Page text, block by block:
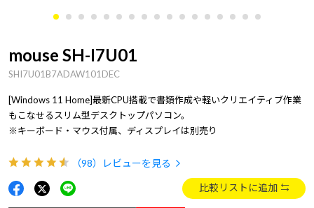
mouse SH-I7U01
SHI7U01B7ADAW101DEC
[Windows 11 Home]最新CPU搭載で書類作成や軽いクリエイティブ作業
もこなせるスリム型デスクトップパソコン。
※キーボード・マウス付属、ディスプレイは別売り
（98） レビューを見る
比較リストに追加